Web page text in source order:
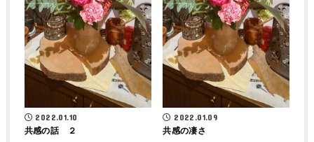
2022.01.10
共感の話 ２
2022.01.09
共感の凄さ